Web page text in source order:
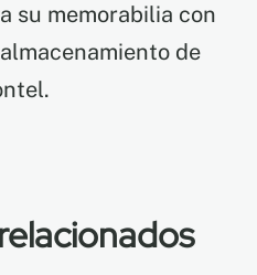
su memorabilia con
de